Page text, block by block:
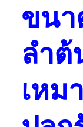
ขนา
ลำต้
เหม